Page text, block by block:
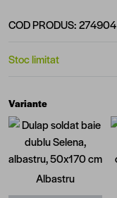
COD PRODUS:274904
Stoc limitat
Variante
Albastru